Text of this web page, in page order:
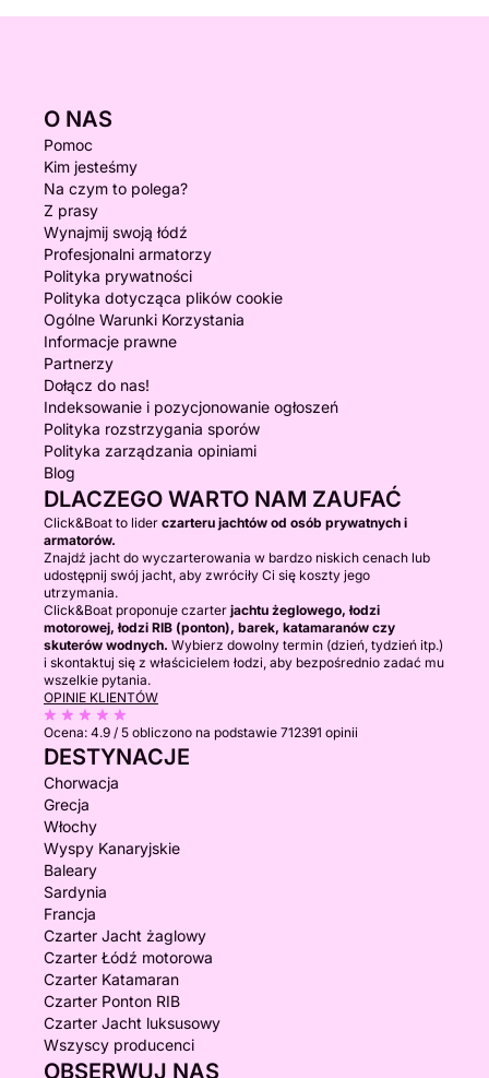
O NAS
Pomoc
Kim jesteśmy
Na czym to polega?
Z prasy
Wynajmij swoją łódź
Profesjonalni armatorzy
Polityka prywatności
Polityka dotycząca plików cookie
Ogólne Warunki Korzystania
Informacje prawne
Partnerzy
Dołącz do nas!
Indeksowanie i pozycjonowanie ogłoszeń
Polityka rozstrzygania sporów
Polityka zarządzania opiniami
Blog
DLACZEGO WARTO NAM ZAUFAĆ
Click&Boat to lider czarteru jachtów od osób prywatnych i
armatorów.
Znajdź jacht do wyczarterowania w bardzo niskich cenach lub
udostępnij swój jacht, aby zwróciły Ci się koszty jego
utrzymania.
Click&Boat proponuje czarter jachtu żeglowego, łodzi
motorowej, łodzi RIB (ponton), barek, katamaranów czy
skuterów wodnych. Wybierz dowolny termin (dzień, tydzień itp.)
i skontaktuj się z właścicielem łodzi, aby bezpośrednio zadać mu
wszelkie pytania.
OPINIE KLIENTÓW
Ocena: 4.9 / 5 obliczono na podstawie 712391 opinii
DESTYNACJE
Chorwacja
Grecja
Włochy
Wyspy Kanaryjskie
Baleary
Sardynia
Francja
Czarter Jacht żaglowy
Czarter Łódź motorowa
Czarter Katamaran
Czarter Ponton RIB
Czarter Jacht luksusowy
Wszyscy producenci
OBSERWUJ NAS